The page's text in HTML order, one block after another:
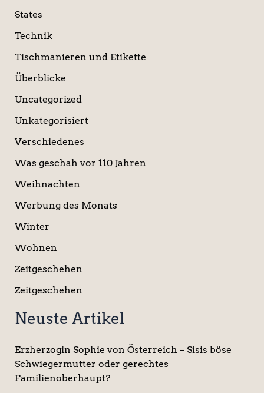
States
Technik
Tischmanieren und Etikette
Überblicke
Uncategorized
Unkategorisiert
Verschiedenes
Was geschah vor 110 Jahren
Weihnachten
Werbung des Monats
Winter
Wohnen
Zeitgeschehen
Zeitgeschehen
Neuste Artikel
Erzherzogin Sophie von Österreich – Sisis böse
Schwiegermutter oder gerechtes
Familienoberhaupt?